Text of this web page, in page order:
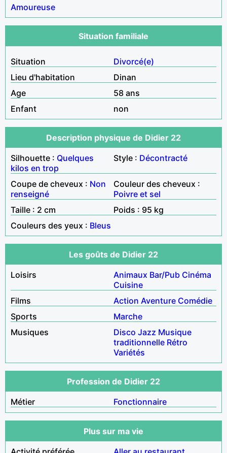
Amoureuse
Situation familiale
Situation
Divorcé(e)
Lieu d'habitation
Dinan
Age
58 ans
Enfant
non
Description physique de Didier 22
Silhouette : Quelques
kilos en trop
Style : Décontracté
Coupe de cheveux : Non
renseigné
Couleur des cheveux :
Poivre et sel
Taille : 2 cm
Poids : 95 kg
Couleurs des yeux : Bleus
Les goûts de Didier 22
Loisirs
Animaux Bar/Pub Cinéma
Cuisine
Films
Action Aventure Comédie
Sports
Marche
Musiques
Disco Jazz Musique
traditionnelle Rétro
Variétés
Profession de Didier 22
Métier
Fonctionnaire
Plus sur ma vie